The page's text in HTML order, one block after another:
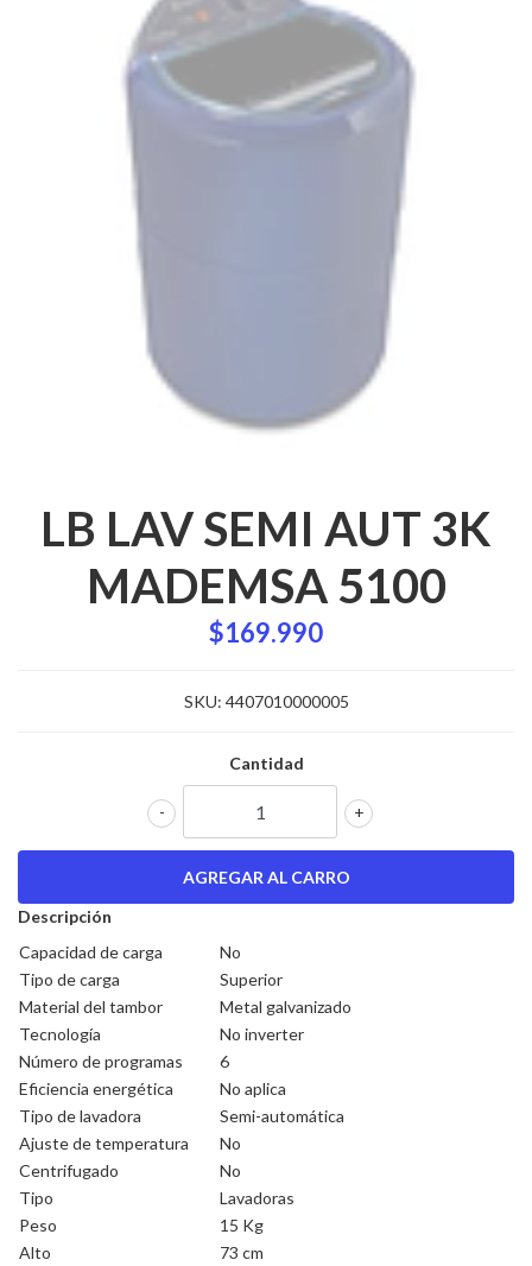
LB LAV SEMI AUT 3K
MADEMSA 5100
$169.990
SKU: 4407010000005
Cantidad
+
-
Descripción
Capacidad de carga
No
Tipo de carga
Superior
Material del tambor
Metal galvanizado
Tecnología
No inverter
Número de programas
6
Eficiencia energética
No aplica
Tipo de lavadora
Semi-automática
Ajuste de temperatura
No
Centrifugado
No
Tipo
Lavadoras
Peso
15 Kg
Alto
73 cm